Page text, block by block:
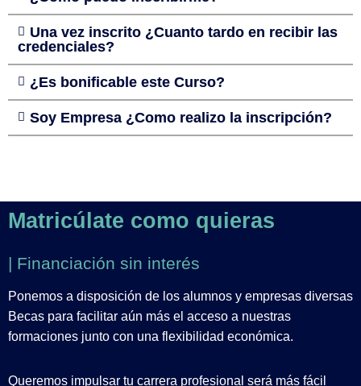
Una vez inscrito ¿Cuanto tardo en recibir las
credenciales?
¿Es bonificable este Curso?
Soy Empresa ¿Como realizo la inscripción?
Matricúlate como quieras
| Financiación sin interés
Ponemos a disposición de los alumnos y empresas diversas
Becas para facilitar aún más el acceso a nuestras
formaciones junto con una flexibilidad económica.
Queremos impulsar tu carrera profesional será más fácil